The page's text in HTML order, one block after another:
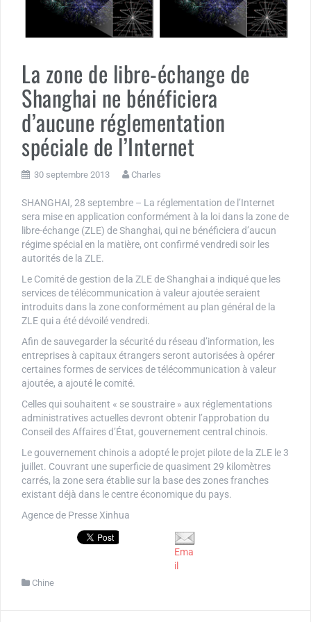
La zone de libre-échange de
Shanghai ne bénéficiera
d’aucune réglementation
spéciale de l’Internet
30 septembre 2013 Charles
SHANGHAI, 28 septembre – La réglementation de l’Internet
sera mise en application conformément à la loi dans la zone de
libre-échange (ZLE) de Shanghai, qui ne bénéficiera d’aucun
régime spécial en la matière, ont confirmé vendredi soir les
autorités de la ZLE.
Le Comité de gestion de la ZLE de Shanghai a indiqué que les
services de télécommunication à valeur ajoutée seraient
introduits dans la zone conformément au plan général de la
ZLE qui a été dévoilé vendredi.
Afin de sauvegarder la sécurité du réseau d’information, les
entreprises à capitaux étrangers seront autorisées à opérer
certaines formes de services de télécommunication à valeur
ajoutée, a ajouté le comité.
Celles qui souhaitent « se soustraire » aux réglementations
administratives actuelles devront obtenir l’approbation du
Conseil des Affaires d’État, gouvernement central chinois.
Le gouvernement chinois a adopté le projet pilote de la ZLE le 3
juillet. Couvrant une superficie de quasiment 29 kilomètres
carrés, la zone sera établie sur la base des zones franches
existant déjà dans le centre économique du pays.
Agence de Presse Xinhua
Ema
il
Chine